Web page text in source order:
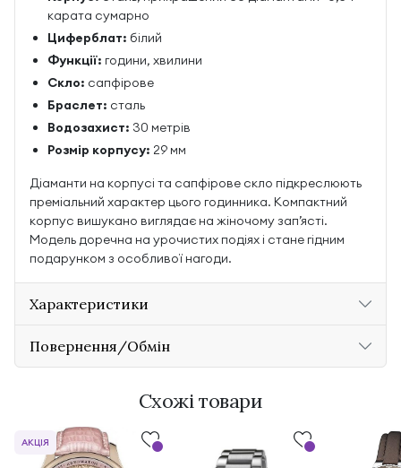
карата сумарно
Циферблат: білий
Функції: години, хвилини
Скло: сапфірове
Браслет: сталь
Водозахист: 30 метрів
Розмір корпусу: 29 мм
Діаманти на корпусі та сапфірове скло підкреслюють
преміальний характер цього годинника. Компактний
корпус вишукано виглядає на жіночому зап’ясті.
Модель доречна на урочистих подіях і стане гідним
подарунком з особливої нагоди.
Характеристики
Повернення/Обмін
Схожі товари
АКЦІЯ